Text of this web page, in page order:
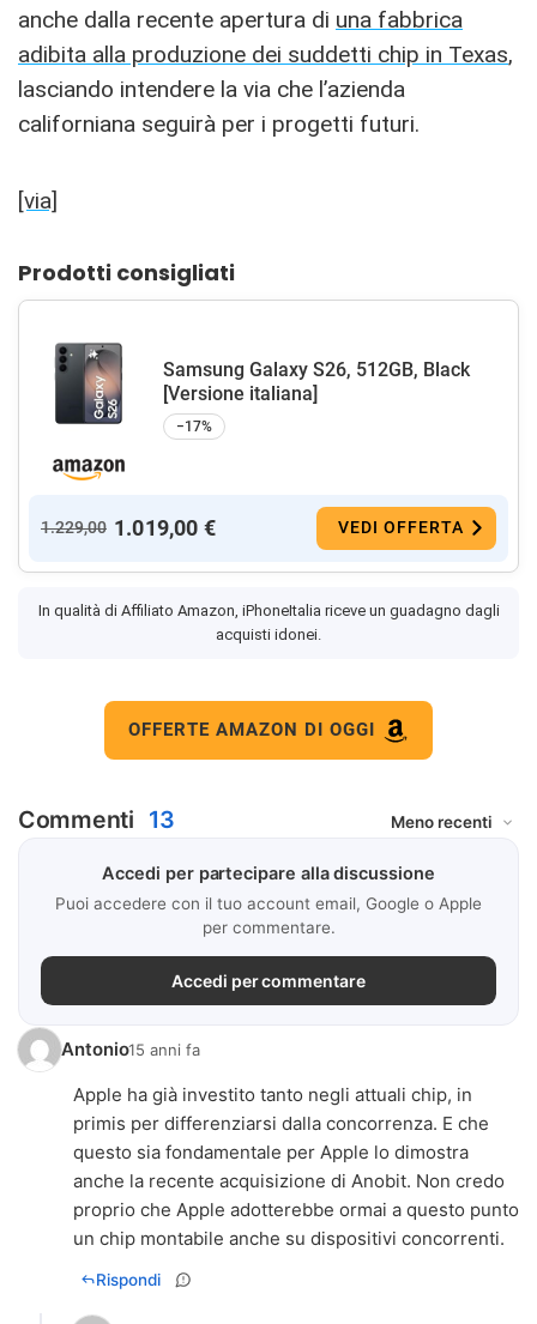
anche dalla recente apertura di una fabbrica
adibita alla produzione dei suddetti chip in Texas,
lasciando intendere la via che l’azienda
californiana seguirà per i progetti futuri.
[via]
Prodotti consigliati
Samsung Galaxy S26, 512GB, Black
[Versione italiana]
−17%
1.229,00 1.019,00 € VEDI OFFERTA
In qualità di Affiliato Amazon, iPhoneItalia riceve un guadagno dagli
acquisti idonei.
OFFERTE AMAZON DI OGGI
Commenti 13
Accedi per partecipare alla discussione
Puoi accedere con il tuo account email, Google o Apple
per commentare.
Accedi per commentare
Antonio15 anni fa
Apple ha già investito tanto negli attuali chip, in
primis per differenziarsi dalla concorrenza. E che
questo sia fondamentale per Apple lo dimostra
anche la recente acquisizione di Anobit. Non credo
proprio che Apple adotterebbe ormai a questo punto
un chip montabile anche su dispositivi concorrenti.
Rispondi